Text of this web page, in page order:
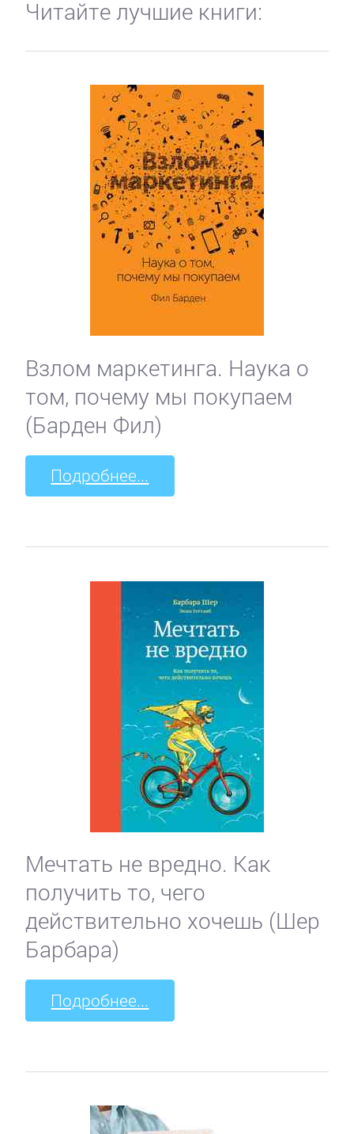
Читайте лучшие книги:
Взлом маркетинга. Наука о
том, почему мы покупаем
(Барден Фил)
Подробнее...
Мечтать не вредно. Как
получить то, чего
действительно хочешь (Шер
Барбара)
Подробнее...